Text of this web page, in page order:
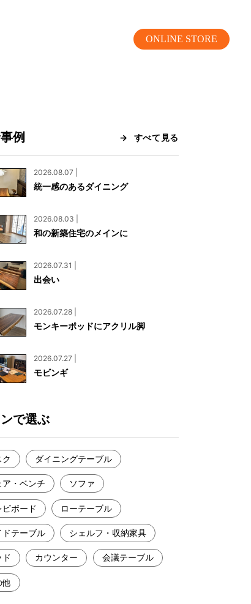
ONLINE STORE
よくあるご質問
お問い合わせ
資料請求
工務店様・設計会社様向けお問い合わせ
一枚板買い取りに関して
例 すべて見る
2026.08.07 |
統一感のあるダイニング
2026.08.03 |
和の新築住宅のメインに
2026.07.31 |
出会い
2026.07.28 |
モンキーポッドにアクリル脚
2026.07.27 |
モビンギ
で選ぶ
ダイニングテーブル
ア・ベンチ ソファ
ビボード ローテーブル
ドテーブル シェルフ・収納家具
カウンター 会議テーブル
他